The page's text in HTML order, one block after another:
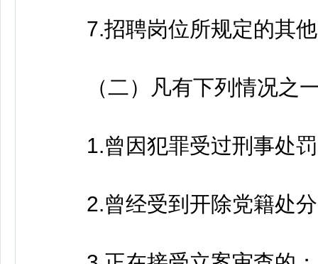
7.招聘岗位所规定的其他
（二）凡有下列情况之一
1.曾因犯罪受过刑事处罚
2.曾经受到开除党籍处分